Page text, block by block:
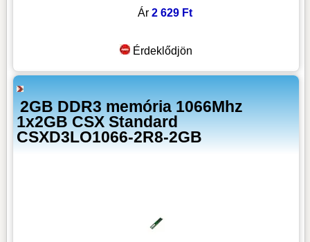
Ár2 629 Ft
Érdeklődjön
2GB DDR3 memória 1066Mhz
1x2GB CSX Standard
CSXD3LO1066-2R8-2GB